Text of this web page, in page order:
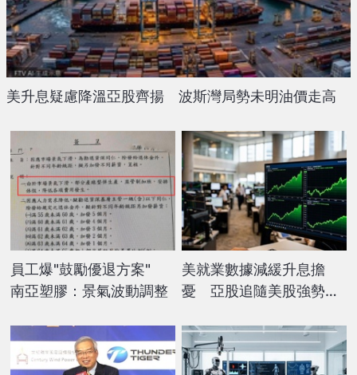
美升息疑慮降溫亞股齊揚 波斯灣局勢未明油價走高
員工爆"鼓勵優退方案"
南亞塑膠：景氣波動調整
美就業數據減緩升息擔
憂 亞股追隨美股強勢走